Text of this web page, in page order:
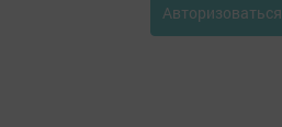
Авторизоваться